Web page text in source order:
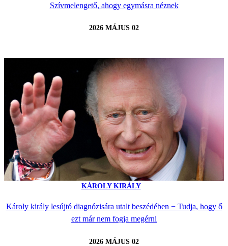
Szívmelengető, ahogy egymásra néznek
2026 MÁJUS 02
KÁROLY KIRÁLY
Károly király lesújtó diagnózisára utalt beszédében − Tudja, hogy ő
ezt már nem fogja megérni
2026 MÁJUS 02